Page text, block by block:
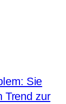
Sie
Trend zur